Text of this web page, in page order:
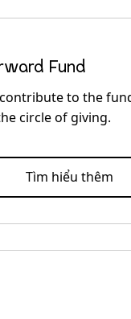
Fund
contribute to the
circle of giving.
Tìm hiểu thêm